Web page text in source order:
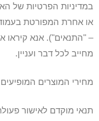
במדיניות הפרטיות של
או אחרת המפורטת בעמוד
– "התנאים"). אנא קיראו
מחייב לכל דבר ועניין.
מחירי המוצרים
תנאי מוקדם לאישור